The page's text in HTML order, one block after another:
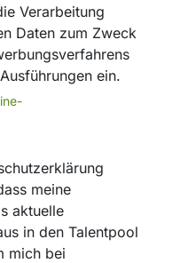
Verarbeitung
Daten zum Zweck
ein.
meine
aktuelle
in den Talentpool
mich bei